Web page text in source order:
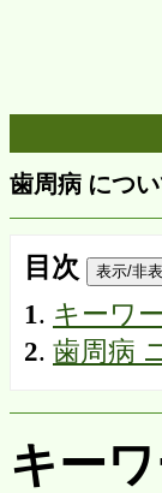
歯周病 につ
目次 表示/非
1. キーワ
2. 歯周病
キー